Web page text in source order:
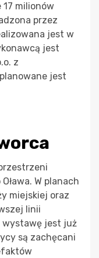
17 milionów
przez
jest w
jest
z
jest
W planach
miejskiej oraz
linii
wystawę jest już
są zachęcani